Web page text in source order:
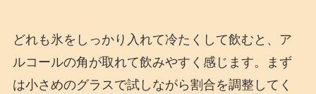
どれも氷をしっかり入れて冷たくして飲むと、ア
ルコールの角が取れて飲みやすく感じます。まず
は小さめのグラスで試しながら割合を調整してく